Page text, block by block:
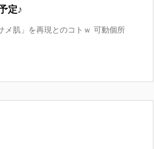
定♪
メ肌」を再現とのコトｗ 可動個所